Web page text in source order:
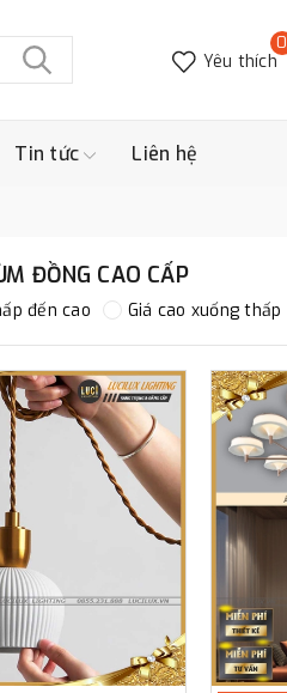
0
Yêu thích
Tin tức Liên hệ
ĐỒNG CAO CẤP
đến cao Giá cao xuống thấp